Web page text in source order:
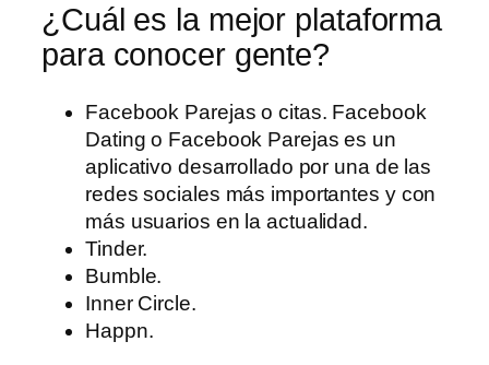
¿Cuál es la mejor plataforma
para conocer gente?
Facebook Parejas o citas. Facebook
Dating o Facebook Parejas es un
aplicativo desarrollado por una de las
redes sociales más importantes y con
más usuarios en la actualidad.
Tinder.
Bumble.
Inner Circle.
Happn.